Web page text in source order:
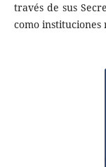
través de sus
como instituciones